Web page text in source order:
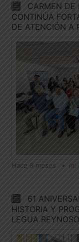
CARMEN DE
CONTINÚA
DE ATENCIÓN A
Hace 8 meses in:
61
HISTORIA Y
LEGUA REYNOSO